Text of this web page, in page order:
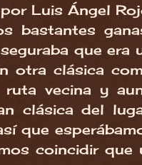
Luis Ángel
bastantes
que era
otra clásica
vecina y
clásica del
que
coincidir que